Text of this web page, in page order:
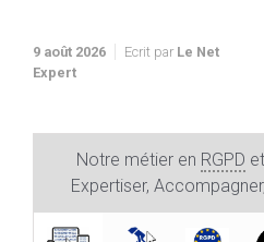
9 août 2026 Ecrit par Le Net
Expert
Notre métier en RGPD
Expertiser,